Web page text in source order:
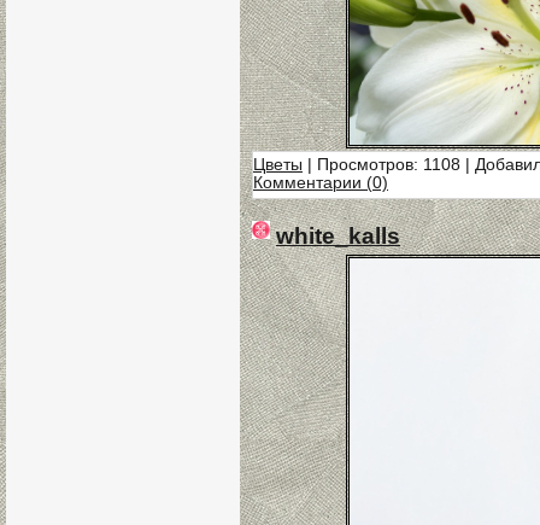
Цветы | Просмотров: 1108 |
Комментарии (0)
white_kalls